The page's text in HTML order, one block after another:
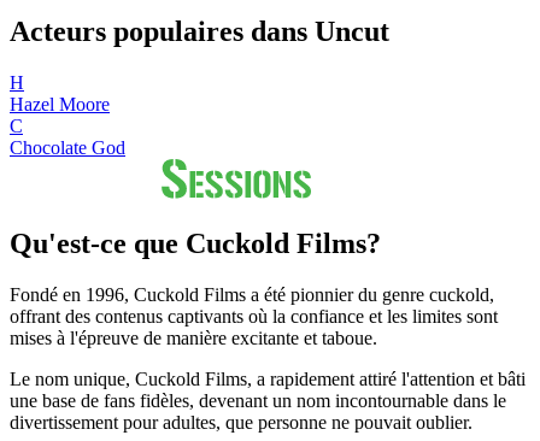
Acteurs populaires dans Uncut
H
Hazel Moore
C
Chocolate God
Qu'est-ce que Cuckold Films?
Fondé en 1996, Cuckold Films a été pionnier du genre cuckold,
offrant des contenus captivants où la confiance et les limites sont
mises à l'épreuve de manière excitante et taboue.
Le nom unique, Cuckold Films, a rapidement attiré l'attention et bâti
une base de fans fidèles, devenant un nom incontournable dans le
divertissement pour adultes, que personne ne pouvait oublier.